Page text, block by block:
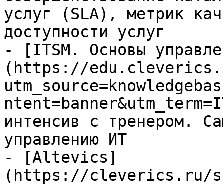
услуг (SLA), метрик
доступности услуг
- [ITSM. Основы
(https://
интенсив с тренером.
управлению ИТ
- [Altevics]
(https://cleverics.ru/